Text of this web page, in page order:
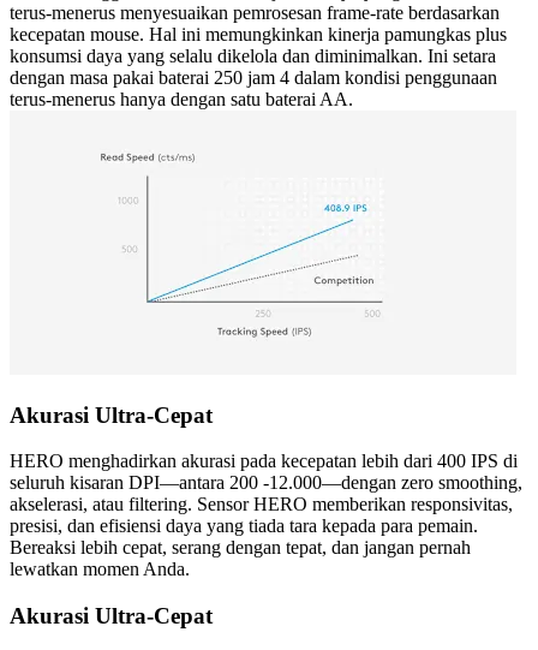
terus-menerus menyesuaikan pemrosesan frame-rate berdasarkan
kecepatan mouse. Hal ini memungkinkan kinerja pamungkas plus
konsumsi daya yang selalu dikelola dan diminimalkan. Ini setara
dengan masa pakai baterai 250 jam 4 dalam kondisi penggunaan
terus-menerus hanya dengan satu baterai AA.
Akurasi Ultra-Cepat
HERO menghadirkan akurasi pada kecepatan lebih dari 400 IPS di
seluruh kisaran DPI—antara 200 -12.000—dengan zero smoothing,
akselerasi, atau filtering. Sensor HERO memberikan responsivitas,
presisi, dan efisiensi daya yang tiada tara kepada para pemain.
Bereaksi lebih cepat, serang dengan tepat, dan jangan pernah
lewatkan momen Anda.
Akurasi Ultra-Cepat